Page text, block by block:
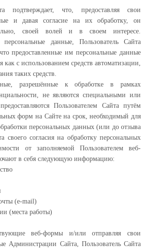
подтверждает, что, предоставляя свои
и давая согласие на их обработку, он
своей волей и в своем интересе.
персональные данные, Пользователь Сайта
предоставленные им персональные данные
как с использованием средств автоматизации,
таких средств.
разрешённые к обработке в рамках
не являются специальными или
Пользователем Сайта путём
форм на Сайте на срок, необходимый для
персональных данных (или до отзыва
своего согласия на обработку персональных
от заполняемой Пользователем веб-
в себя следующую информацию:
(e-mail)
(места работы)
веб-формы и/или отправляя свои
Администрации Сайта, Пользователь Сайта